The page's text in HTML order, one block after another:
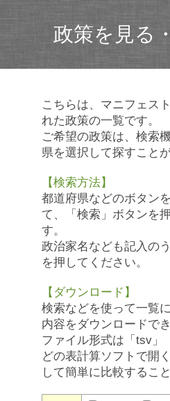
政策を見る
こちらは、マニフェス
れた政策の一覧です。
ご希望の政策は、検索
県を選択して探すこと
【検索方法】
都道府県などのボタン
て、「検索」ボタンを
す。
政治家名なども記入の
を押してください。
【ダウンロード】
検索などを使って一覧
内容をダウンロードでき
ファイル形式は「tsv」
どの表計算ソフトで開
して簡単に比較するこ